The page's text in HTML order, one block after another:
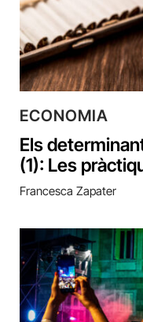
ECONOMIA
Els
(1): Les
Francesca Zapater